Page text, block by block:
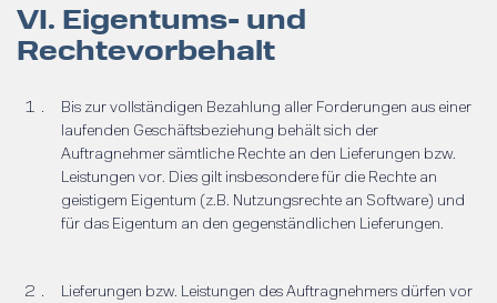
VI. Eigentums- und
Rechtevorbehalt
Bis zur vollständigen Bezahlung aller Forderungen aus einer
laufenden Geschäftsbeziehung behält sich der
Auftragnehmer sämtliche Rechte an den Lieferungen bzw.
Leistungen vor. Dies gilt insbesondere für die Rechte an
geistigem Eigentum (z.B. Nutzungsrechte an Software) und
für das Eigentum an den gegenständlichen Lieferungen.
Lieferungen bzw. Leistungen des Auftragnehmers dürfen vor